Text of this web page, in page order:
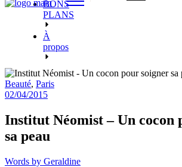
BONS
PLANS
À
propos
Beauté, Paris
02/04/2015
Institut Néomist – Un cocon
sa peau
Words by Geraldine